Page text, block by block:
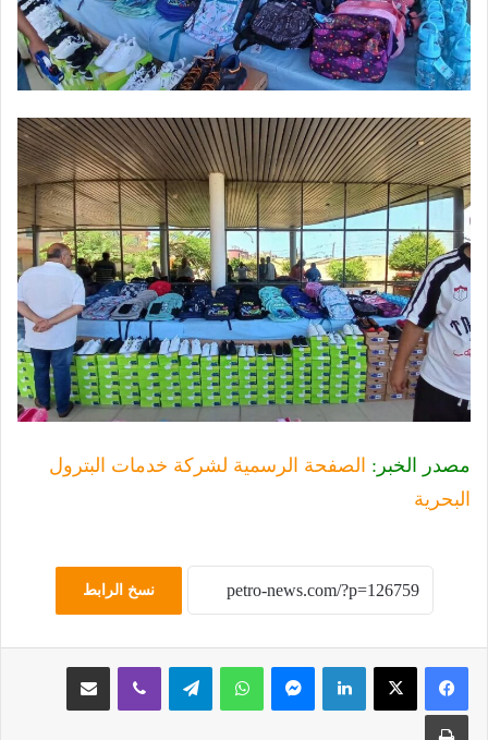
مصدر الخبر: الصفحة الرسمية لشركة خدمات البترول
البحرية
نسخ الرابط
لينكدإن ماسنجر واتساب تيلقرام ڤايبر مشاركة عبر البريد
طباعة